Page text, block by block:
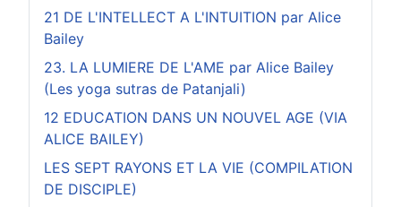
21 DE L'INTELLECT A L'INTUITION par Alice
Bailey
23. LA LUMIERE DE L'AME par Alice Bailey
(Les yoga sutras de Patanjali)
12 EDUCATION DANS UN NOUVEL AGE (VIA
ALICE BAILEY)
LES SEPT RAYONS ET LA VIE (COMPILATION
DE DISCIPLE)